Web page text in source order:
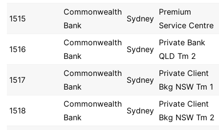
1515
Commonwealth
Bank
Sydney
Premium
Service Centre
1516
Commonwealth
Bank
Sydney
Private Bank
QLD Tm 2
1517
Commonwealth
Bank
Sydney
Private Client
Bkg NSW Tm 1
1518
Commonwealth
Bank
Sydney
Private Client
Bkg NSW Tm 2